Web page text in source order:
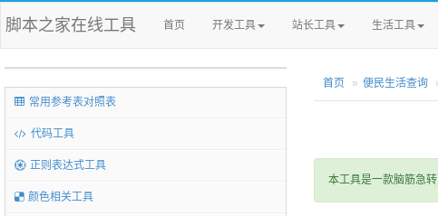
脚本之家在线工具 首页 开发工具 站长工具 生活工具
常用参考表对照表
代码工具
正则表达式工具
颜色相关工具
首页 便民生活查询
本工具是一款脑筋急